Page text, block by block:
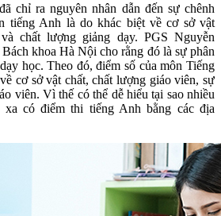
chỉ ra nguyên nhân dẫn đến sự chênh
tiếng Anh là do khác biệt về cơ sở vật
chất lượng giảng dạy. PGS Nguyễn
khoa Hà Nội cho rằng đó là sự phân
học. Theo đó, điểm số của môn Tiếng
cơ sở vật chất, chất lượng giáo viên, sự
viên. Vì thế có thể dễ hiểu tại sao nhiều
có điểm thi tiếng Anh bằng các địa